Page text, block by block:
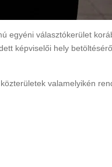
egyéni választókerület
képviselői hely
valamelyikén
3-4.